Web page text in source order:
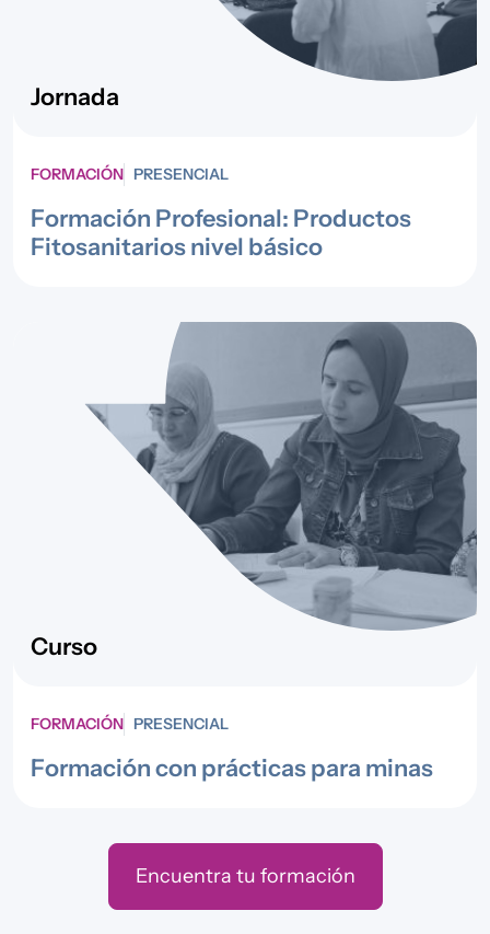
Jornada
FORMACIÓN PRESENCIAL
Formación Profesional: Productos
Fitosanitarios nivel básico
Curso
FORMACIÓN PRESENCIAL
Formación con prácticas para minas
Encuentra tu formación